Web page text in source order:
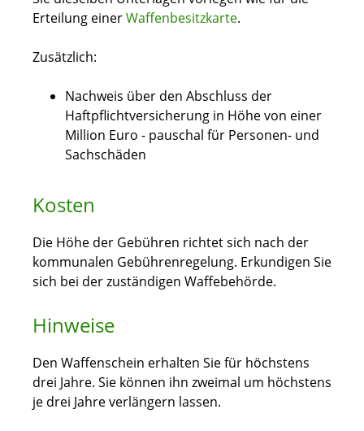
Erteilung einerWaffenbesitzkarte.
Zusätzlich:
Nachweis über den Abschluss der
Haftpflichtversicherung in Höhe von einer
Million Euro - pauschal für Personen- und
Sachschäden
Kosten
Die Höhe der Gebühren richtet sich nach der
kommunalen Gebührenregelung. Erkundigen Sie
sich bei der zuständigen Waffebehörde.
Hinweise
Den Waffenschein erhalten Sie für höchstens
drei Jahre. Sie können ihn zweimal um höchstens
je drei Jahre verlängern lassen.